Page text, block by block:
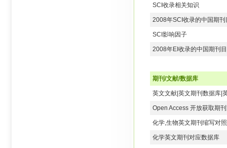
SCI收录相关知识
2008年SCI收录的中国期刊
SCI影响因子
2008年EI收录的中国期刊
期刊/文献/数据库
英文文献|英文期刊数据库|
Open Access 开放获取期
化学,生物英文期刊缩写对
化学英文期刊对应数据库